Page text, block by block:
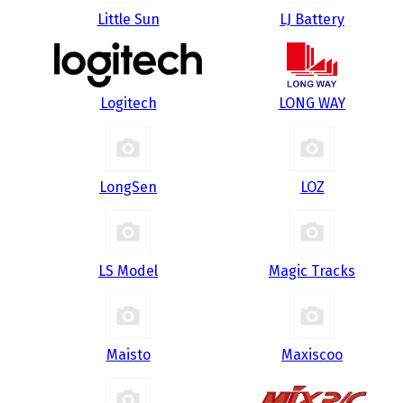
Little Sun LJ Battery
Logitech LONG WAY
LongSen LOZ
LS Model Magic Tracks
Maisto Maxiscoo